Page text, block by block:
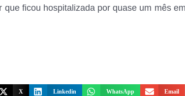
que ficou hospitalizada por quase um mês
X Linkedin WhatsApp Email